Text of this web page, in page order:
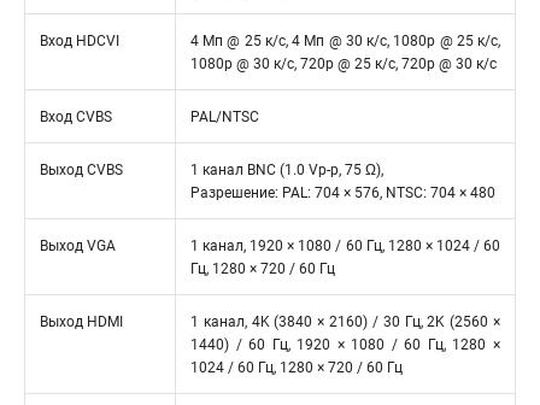
Вход HDCVI
4 Мп @ 25 к/с, 4 Мп @ 30 к/с, 1080p @ 25 к/с,
1080p @ 30 к/с, 720p @ 25 к/с, 720p @ 30 к/с
Вход CVBS PAL/NTSC
Выход CVBS
1 канал BNC (1.0 Vp-p, 75 Ω),
Разрешение: PAL: 704 × 576, NTSC: 704 × 480
Выход VGA
1 канал, 1920 × 1080 / 60 Гц, 1280 × 1024 / 60
Гц, 1280 × 720 / 60 Гц
Выход HDMI
1 канал, 4K (3840 × 2160) / 30 Гц, 2K (2560 ×
1440) / 60 Гц, 1920 × 1080 / 60 Гц, 1280 ×
1024 / 60 Гц, 1280 × 720 / 60 Гц